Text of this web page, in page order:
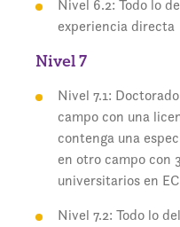
Nivel 6.2: Todo lo
experiencia directa
Nivel 7
Nivel 7.1:
campo con una
contenga una
en otro campo con
universitarios en
Nivel 7.2: Todo lo